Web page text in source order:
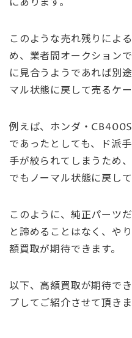
このような売れ残りによ
め、業者間オークション
に見合うようであれば別
マル状態に戻して売るケ
例えば、ホンダ・
であったとしても、ド派
手が絞られてしまうため
でもノーマル状態に戻し
このように、純正パーツ
と諦めることはなく、や
額買取が期待できます。
以下、高額買取が期待で
プしてご紹介させて頂きま